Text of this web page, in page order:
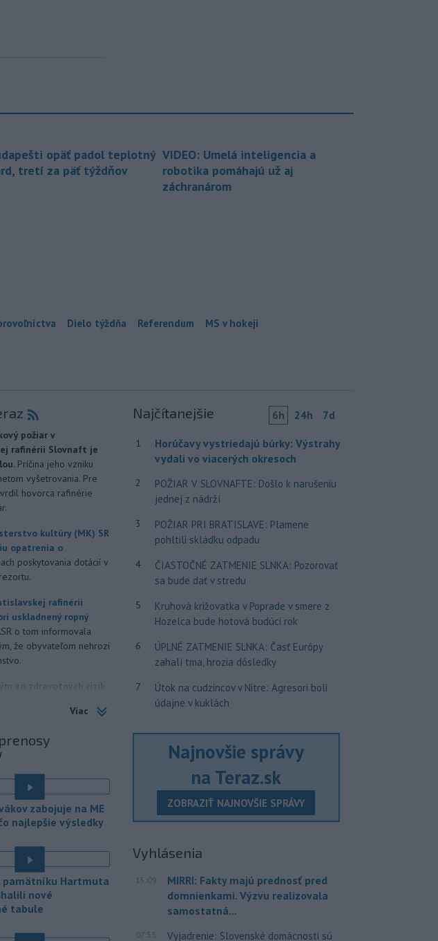
opäť padol teplotný
tretí za päť týždňov
VIDEO: Umelá inteligencia a
robotika pomáhajú už aj
záchranárom
Dielo týždňa Referendum MS v hokeji
požiar v
rafinérii Slovnaft je
Príčina jeho vzniku
vyšetrovania. Pre
hovorca rafinérie
kultúry (MK) SR
opatrenia o
poskytovania dotácií v
rafinérii
uskladnený ropný
o tom informovala
že obyvateľom nehrozí
zo zdravotných rizík
Je preto dobré držať sa
či dodržiavať
kandidatúre
na nestále
rade
národov (OSN)
zo 193 členských
páchané pre rasovú
pre príslušnosť k
Viac
zabojuje na ME
najlepšie výsledky
pamätníku Hartmuta
nové
tabule
Najčítanejšie 6h 24h 7d
1
Horúčavy vystriedajú búrky: Výstrahy
vydali vo viacerých okresoch
2
POŽIAR V SLOVNAFTE: Došlo k narušeniu
jednej z nádrží
3
POŽIAR PRI BRATISLAVE: Plamene
pohltili skládku odpadu
4
ČIASTOČNÉ ZATMENIE SLNKA: Pozorovať
sa bude dať v stredu
5
Kruhová križovatka v Poprade v smere z
Hozelca bude hotová budúci rok
6
ÚPLNÉ ZATMENIE SLNKA: Časť Európy
zahalí tma, hrozia dôsledky
7
Útok na cudzincov v Nitre: Agresori boli
údajne v kuklách
Najnovšie správy
na Teraz.sk
ZOBRAZIŤ NAJNOVŠIE SPRÁVY
Vyhlásenia
15:09
MIRRI: Fakty majú prednosť pred
domnienkami. Výzvu realizovala
samostatná...
07:55 Vyjadrenie: Slovenské domácnosti sú